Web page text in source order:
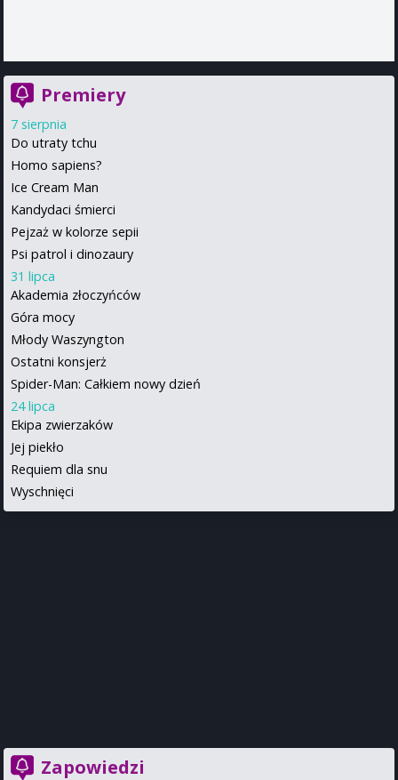
Premiery
7 sierpnia
Do utraty tchu
Homo sapiens?
Ice Cream Man
Kandydaci śmierci
Pejzaż w kolorze sepii
Psi patrol i dinozaury
31 lipca
Akademia złoczyńców
Góra mocy
Młody Waszyngton
Ostatni konsjerż
Spider-Man: Całkiem nowy dzień
24 lipca
Ekipa zwierzaków
Jej piekło
Requiem dla snu
Wyschnięci
Zapowiedzi